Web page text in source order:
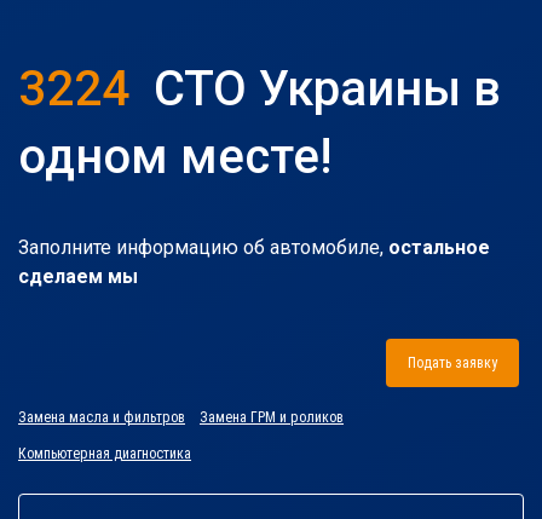
3224 СТО Украины в
одном месте!
Заполните информацию об автомобиле, остальное
сделаем мы
Подать заявку
Замена масла и фильтров Замена ГРМ и роликов
Компьютерная диагностика